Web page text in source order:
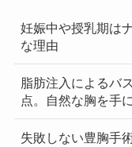
妊娠中や授乳期は
な理由
脂肪注入によるバ
点。自然な胸を手
失敗しない豊胸手